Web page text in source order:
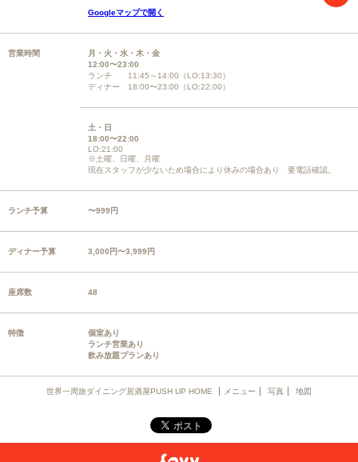
Googleマップで開く
営業時間
月・火・水・木・金
12:00〜23:00
ランチ 11:45～14:00（LO:13:30）
ディナー 18:00〜23:00（LO:22:00）
土・日
18:00〜22:00
LO:21:00
※土曜、日曜、月曜
現在スタッフが少ないため場合により休みの場合あり 要電話確認。
ランチ予算 〜999円
ディナー予算 3,000円〜3,999円
座席数 48
特徴
個室あり
ランチ営業あり
飲み放題プランあり
世界一周旅ダイニング居酒屋PUSH UP HOME メニュー 写真 地図